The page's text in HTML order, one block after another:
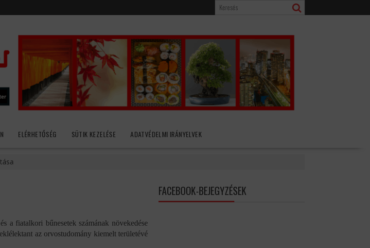
ELÉRHETŐSÉG SÜTIK KEZELÉSE ADATVÉDELMI IRÁNYELVEK
a fiatalkori bűnesetek számának növekedése
az orvostudomány kiemelt területévé
FACEBOOK-BEJEGYZÉSEK